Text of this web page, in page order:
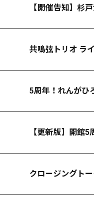
【開催告知】杉
共鳴弦トリオ ラ
5周年！れんがひ
【更新版】開館
クロージングト